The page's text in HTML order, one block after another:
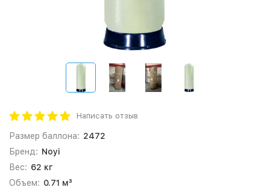
Написать отзыв
Размер баллона: 2472
Бренд: Noyi
Вес: 62 кг
Объем: 0.71 м³